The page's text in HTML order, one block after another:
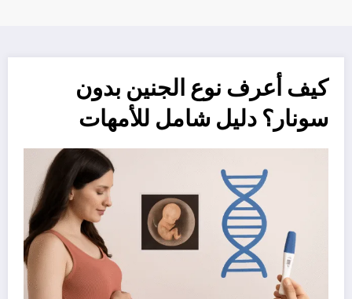
كيف أعرف نوع الجنين بدون
سونار؟ دليل شامل للأمهات